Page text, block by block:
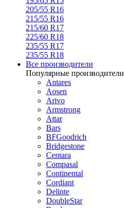
205/55 R16
215/55 R16
215/60 R17
225/60 R18
235/55 R17
235/55 R18
Все производители
Популярные производители
Antares
Aosen
Arivo
Armstrong
Attar
Bars
BFGoodrich
Bridgestone
Centara
Compasal
Continental
Cordiant
Delinte
DoubleStar